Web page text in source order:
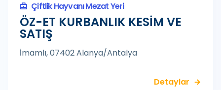
Çiftlik Hayvanı Mezat Yeri
ÖZ-ET KURBANLIK KESİM VE
SATIŞ
İmamlı, 07402 Alanya/Antalya
Detaylar